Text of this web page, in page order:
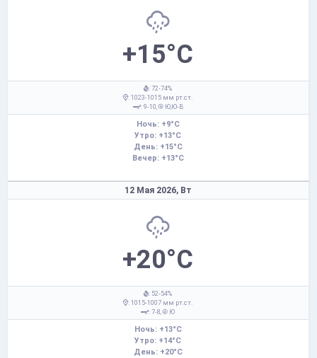
+15°C
: 72-74%
: 1023-1015 мм рт.ст.
: 9-10,
Ю,Ю-В
Ночь: +9°C
Утро: +13°C
День: +15°C
Вечер: +13°C
12 Мая 2026, Вт
+20°C
: 52-54%
: 1015-1007 мм рт.ст.
: 7-8,
Ю
Ночь: +13°C
Утро: +14°C
День: +20°C